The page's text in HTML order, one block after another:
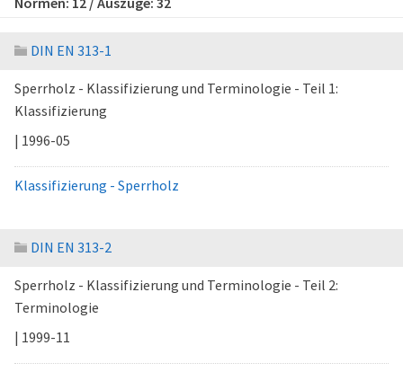
DIN EN 313-1
Sperrholz - Klassifizierung und Terminologie - Teil 1:
Klassifizierung
| 1996-05
Klassifizierung - Sperrholz
DIN EN 313-2
Sperrholz - Klassifizierung und Terminologie - Teil 2:
Terminologie
| 1999-11